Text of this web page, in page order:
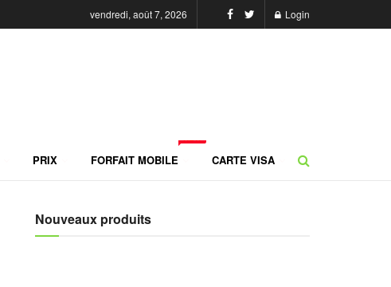
vendredi, août 7, 2026 Login
PRIX FORFAIT MOBILE CARTE VISA
Nouveaux produits